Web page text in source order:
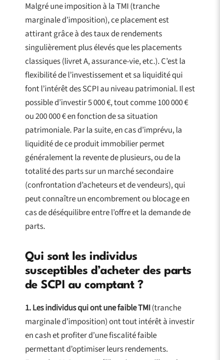
Malgré une imposition à la TMI (tranche
marginale d’imposition), ce placement est
attirant grâce à des taux de rendements
singulièrement plus élevés que les placements
classiques (livret A, assurance-vie, etc.). C’est la
flexibilité de l’investissement et sa liquidité qui
font l’intérêt des SCPI au niveau patrimonial. Il est
possible d’investir 5 000 €, tout comme 100 000 €
ou 200 000 € en fonction de sa situation
patrimoniale. Par la suite, en cas d’imprévu, la
liquidité de ce produit immobilier permet
généralement la revente de plusieurs, ou de la
totalité des parts sur un marché secondaire
(confrontation d’acheteurs et de vendeurs), qui
peut connaître un encombrement ou blocage en
cas de déséquilibre entre l’offre et la demande de
parts.
Qui sont les individus
susceptibles d’acheter des parts
de SCPI au comptant ?
1.Les individus qui ont une faible TMI(tranche
marginale d’imposition) ont tout intérêt à investir
en cash et profiter d’une fiscalité faible
permettant d’optimiser leurs rendements.